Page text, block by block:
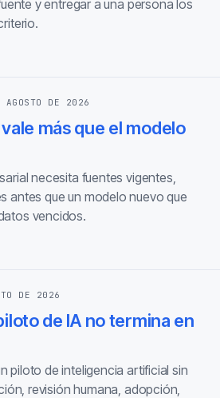
y entregar a una persona los
AGOSTO DE 2026
más que el modelo
necesita fuentes vigentes,
antes que un modelo nuevo que
vencidos.
DE 2026
de IA no termina en
piloto de inteligencia artificial sin
revisión humana, adopción,